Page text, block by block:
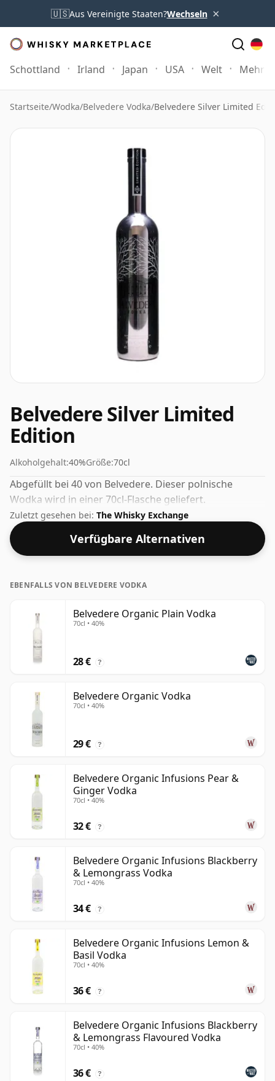
🇺🇸Aus Vereinigte Staaten?Wechseln ×
Schottland Irland Japan USA Welt Mehr
Startseite/Wodka/Belvedere Vodka/Belvedere Silver Limited
Belvedere Silver Limited
Edition
Alkoholgehalt:40%Größe:70cl
Abgefüllt bei 40 von Belvedere. Dieser polnische
Wodka wird in einer 70cl-Flasche geliefert.
Zuletzt gesehen bei: The Whisky Exchange
Verfügbare Alternativen
EBENFALLS VON BELVEDERE VODKA
Belvedere Organic Plain Vodka
70cl • 40%
28 € ?
Belvedere Organic Vodka
70cl • 40%
29 € ?
Belvedere Organic Infusions Pear &
Ginger Vodka
70cl • 40%
32 € ?
Belvedere Organic Infusions Blackberry
& Lemongrass Vodka
70cl • 40%
34 € ?
Belvedere Organic Infusions Lemon &
Basil Vodka
70cl • 40%
36 € ?
Belvedere Organic Infusions Blackberry
& Lemongrass Flavoured Vodka
70cl • 40%
36 € ?